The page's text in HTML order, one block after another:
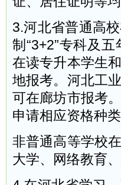
3.河北省普通高
制“3+2”专科及
在读专升本学生
地报考。河北工
可在廊坊市报考
申请相应资格种类
非普通高等学校
大学、网络教育